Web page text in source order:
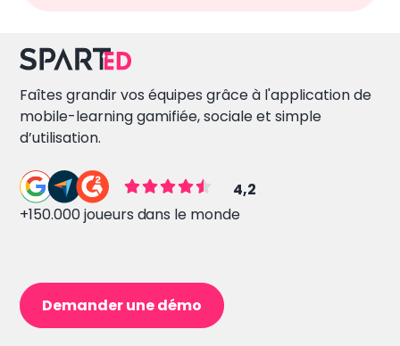
Faîtes grandir vos équipes grâce à l'application de
mobile-learning gamifiée, sociale et simple
d’utilisation.
4,2
+150.000 joueurs dans le monde
Demander une démo